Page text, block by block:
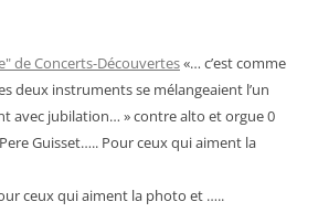
de Concerts-Découvertes«… c’est comme
deux instruments se mélangeaient l’un
avec jubilation… » contre alto et orgue 0
Pere Guisset….. Pour ceux qui aiment la
ceux qui aiment la photo et …..